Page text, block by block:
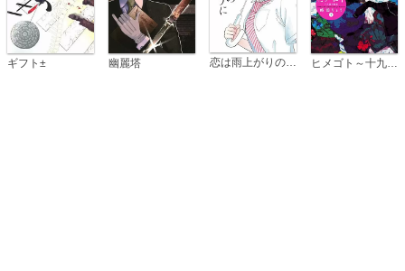
ギフト± 幽麗塔 恋は雨上がりのように